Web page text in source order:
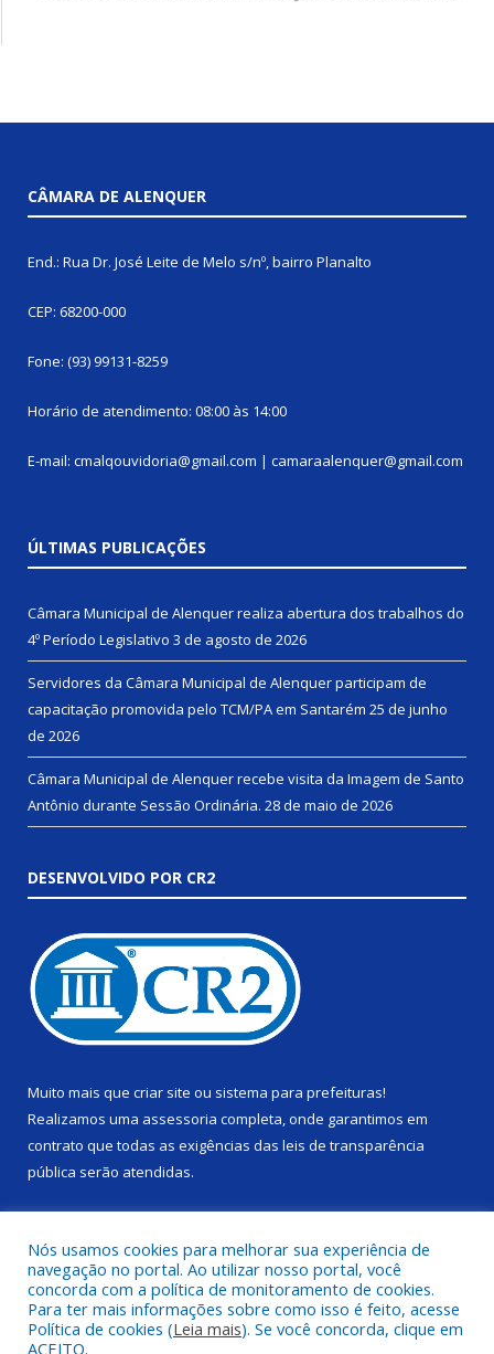
CÂMARA DE ALENQUER
End.: Rua Dr. José Leite de Melo s/nº, bairro Planalto
CEP: 68200-000
Fone: (93) 99131-8259
Horário de atendimento: 08:00 às 14:00
E-mail: cmalqouvidoria@gmail.com | camaraalenquer@gmail.com
ÚLTIMAS PUBLICAÇÕES
Câmara Municipal de Alenquer realiza abertura dos trabalhos do
4º Período Legislativo 3 de agosto de 2026
Servidores da Câmara Municipal de Alenquer participam de
capacitação promovida pelo TCM/PA em Santarém 25 de junho
de 2026
Câmara Municipal de Alenquer recebe visita da Imagem de Santo
Antônio durante Sessão Ordinária. 28 de maio de 2026
DESENVOLVIDO POR CR2
Muito mais que criar site ou sistema para prefeituras!
Realizamos uma assessoria completa, onde garantimos em
contrato que todas as exigências das leis de transparência
pública serão atendidas.
Todos os direitos reservados a Câmara Municipal de Alenquer.
Nós usamos cookies para melhorar sua experiência de
navegação no portal. Ao utilizar nosso portal, você
concorda com a política de monitoramento de cookies.
Para ter mais informações sobre como isso é feito, acesse
Política de cookies (Leia mais). Se você concorda, clique em
ACEITO.